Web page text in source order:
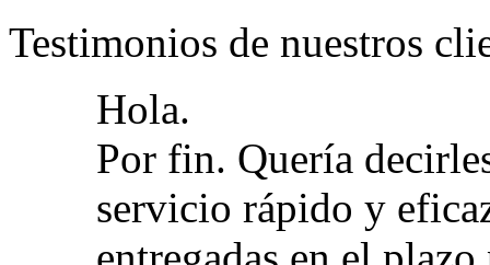
Testimonios de nuestros
Hola.
Por fin. Quería
servicio rápido y